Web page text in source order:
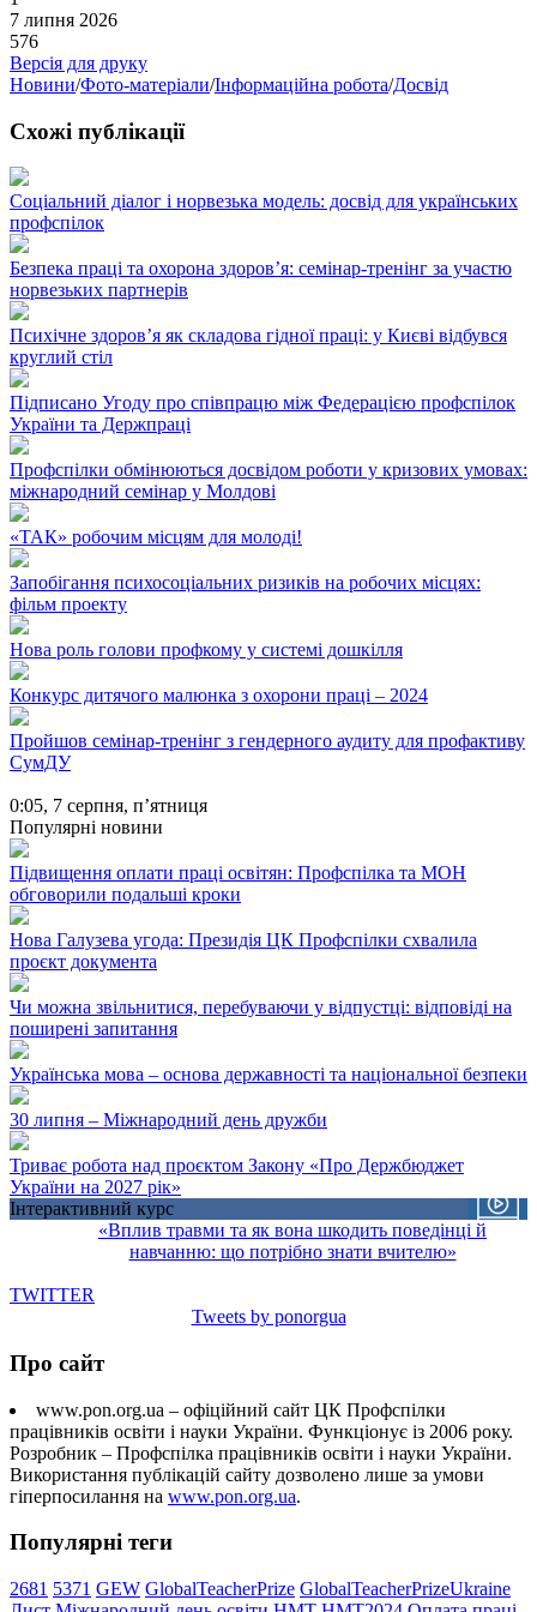
7 липня 2026
576
Версія для друку
Новини/Фото-матеріали/Інформаційна робота/Досвід
Схожі публікації
Соціальний діалог і норвезька модель: досвід для українських
профспілок
Безпека праці та охорона здоров’я: семінар-тренінг за участю
норвезьких партнерів
Психічне здоров’я як складова гідної праці: у Києві відбувся
круглий стіл
Підписано Угоду про співпрацю між Федерацією профспілок
України та Держпраці
Профспілки обмінюються досвідом роботи у кризових умовах:
міжнародний семінар у Молдові
«ТАК» робочим місцям для молоді!
Запобігання психосоціальних ризиків на робочих місцях:
фільм проекту
Нова роль голови профкому у системі дошкілля
Конкурс дитячого малюнка з охорони праці – 2024
Пройшов семінар-тренінг з гендерного аудиту для профактиву
СумДУ
0:05, 7 серпня, п’ятниця
Популярні новини
Підвищення оплати праці освітян: Профспілка та МОН
обговорили подальші кроки
Нова Галузева угода: Президія ЦК Профспілки схвалила
проєкт документа
Чи можна звільнитися, перебуваючи у відпустці: відповіді на
поширені запитання
Українська мова – основа державності та національної безпеки
30 липня – Міжнародний день дружби
Триває робота над проєктом Закону «Про Держбюджет
України на 2027 рік»
Інтерактивний курс
«Вплив травми та як вона шкодить поведінці й
навчанню: що потрібно знати вчителю»
TWITTER
Tweets by ponorgua
Про сайт
www.pon.org.ua – офіційний сайт ЦК Профспілки
працівників освіти і науки України. Функціонує із 2006 року.
Розробник – Профспілка працівників освіти і науки України.
Використання публікацій сайту дозволено лише за умови
гіперпосилання на www.pon.org.ua.
Популярні теги
2681 5371 GEW GlobalTeacherPrize GlobalTeacherPrizeUkraine